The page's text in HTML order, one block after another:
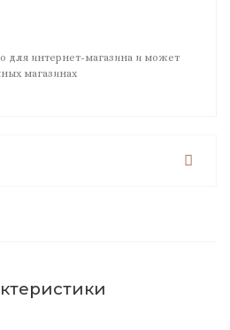
для интернет-магазина и может
магазинах